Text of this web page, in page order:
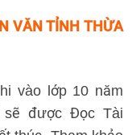
VĂN TỈNH THỪA
vào lớp 10 năm
sẽ được Đọc Tài